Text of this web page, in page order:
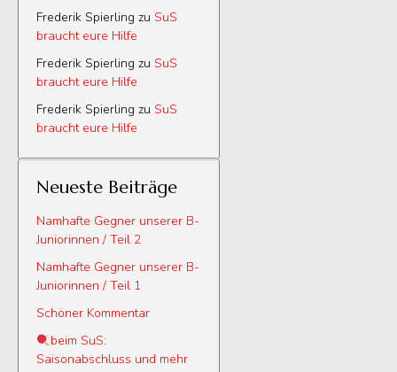
Frederik Spierling zu SuS
braucht eure Hilfe
Frederik Spierling zu SuS
braucht eure Hilfe
Frederik Spierling zu SuS
braucht eure Hilfe
Neueste Beiträge
Namhafte Gegner unserer B-
Juniorinnen / Teil 2
Namhafte Gegner unserer B-
Juniorinnen / Teil 1
Schöner Kommentar
beim SuS:
Saisonabschluss und mehr